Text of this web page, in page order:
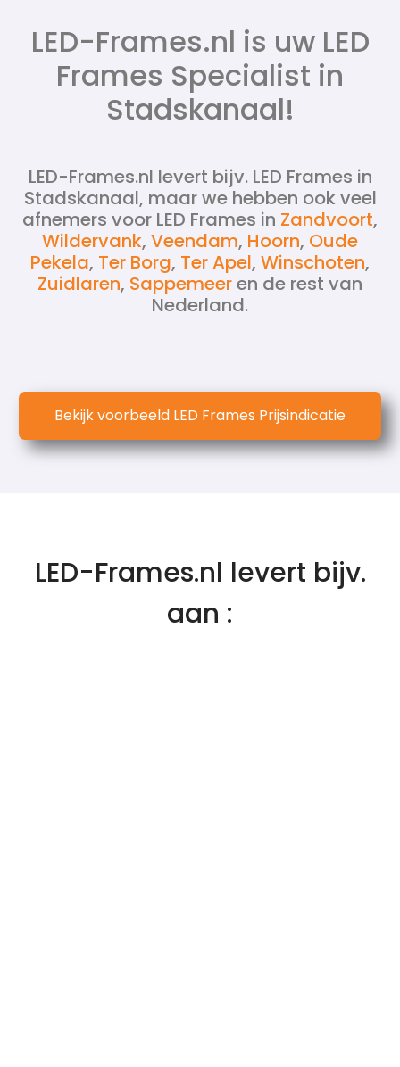
LED-Frames.nl is uw LED
Frames Specialist in
Stadskanaal!
LED-Frames.nl levert bijv. LED Frames in
Stadskanaal, maar we hebben ook veel
afnemers voor LED Frames in Zandvoort,
Wildervank, Veendam, Hoorn, Oude
Pekela, Ter Borg, Ter Apel, Winschoten,
Zuidlaren, Sappemeeren de rest van
Nederland.
Bekijk voorbeeld LED Frames Prijsindicatie
LED-Frames.nl levert bijv.
aan :